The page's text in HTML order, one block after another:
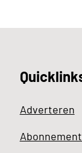
Adverteren